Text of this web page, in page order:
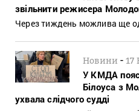
звільнити режисера
Через тиждень можлива ще
Новини -17
У КМДА
Білоуса з
ухвала слідчого судді